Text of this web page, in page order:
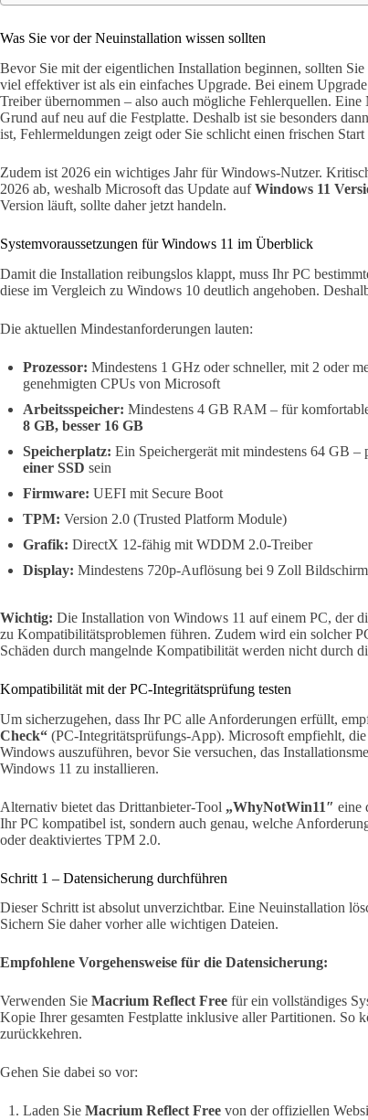
Was Sie vor der Neuinstallation wissen sollten
Bevor Sie mit der eigentlichen Installation beginnen, sollten
viel effektiver ist als ein einfaches Upgrade. Bei einem
Treiber übernommen – also auch mögliche Fehlerquellen.
Grund auf neu auf die Festplatte. Deshalb ist sie besonders
ist, Fehlermeldungen zeigt oder Sie schlicht einen frischen Start
Zudem ist 2026 ein wichtiges Jahr für Windows-Nutzer.
2026 ab, weshalb Microsoft das Update aufWindows 11
Version läuft, sollte daher jetzt handeln.
Systemvoraussetzungen für Windows 11 im Überblick
Damit die Installation reibungslos klappt, muss Ihr PC
diese im Vergleich zu Windows 10 deutlich angehoben.
Die aktuellen Mindestanforderungen lauten:
Prozessor: Mindestens 1 GHz oder schneller, mit 2 oder
genehmigten CPUs von Microsoft
Arbeitsspeicher: Mindestens 4 GB RAM – für
8 GB, besser 16 GB
Speicherplatz: Ein Speichergerät mit mindestens 64 GB –
einer SSD sein
Firmware: UEFI mit Secure Boot
TPM: Version 2.0 (Trusted Platform Module)
Grafik: DirectX 12-fähig mit WDDM 2.0-Treiber
Display: Mindestens 720p-Auflösung bei 9 Zoll
Wichtig: Die Installation von Windows 11 auf einem PC, der
zu Kompatibilitätsproblemen führen. Zudem wird ein solcher
Schäden durch mangelnde Kompatibilität werden nicht durch
Kompatibilität mit der PC-Integritätsprüfung testen
Um sicherzugehen, dass Ihr PC alle Anforderungen erfüllt,
Check“ (PC-Integritätsprüfungs-App). Microsoft empfiehlt,
Windows auszuführen, bevor Sie versuchen, das
Windows 11 zu installieren.
Alternativ bietet das Drittanbieter-Tool „WhyNotWin11″ eine
Ihr PC kompatibel ist, sondern auch genau, welche
oder deaktiviertes TPM 2.0.
Schritt 1 – Datensicherung durchführen
Dieser Schritt ist absolut unverzichtbar. Eine Neuinstallation
Sichern Sie daher vorher alle wichtigen Dateien.
Empfohlene Vorgehensweise für die Datensicherung:
Verwenden Sie Macrium Reflect Free für ein vollständiges
Kopie Ihrer gesamten Festplatte inklusive aller Partitionen. So
zurückkehren.
Gehen Sie dabei so vor:
Laden Sie Macrium Reflect Free von der offiziellen